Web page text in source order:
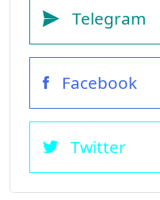
Telegram
Facebook
Twitter